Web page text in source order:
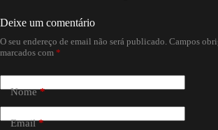
Deixe um comentário
O seu endereço de email não será publicado. Campos
marcados com *
Nome*
Email*